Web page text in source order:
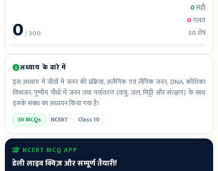
0/ 300
0सही
0गलत
30शेष
अध्याय के बारे में
इस अध्याय में जीवों में जनन की प्रक्रिया, अलैंगिक एवं लैंगिक जनन, DNA, कोशिका
विभाजन, पुष्पीय पौधों में जनन तथा पर्यावरण (वायु, जल, मिट्टी और संरक्षण) के साथ
इसके संबंध का अध्ययन किया गया है।
30 MCQs NCERT Class 10
NCERT MCQ APP
डेली लाइव क्विज़ और सम्पूर्ण तैयारी!